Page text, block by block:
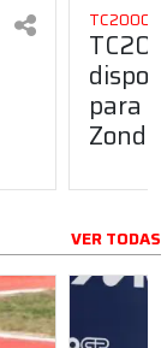
TC2000
para
Zonda
VER TODAS